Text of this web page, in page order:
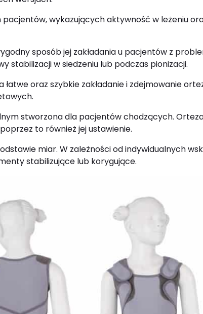
wykazujących aktywność w leżeniu
sposób jej zakładania u pacjentów z
stabilizacji w siedzeniu lub podczas pionizacji.
oraz szybkie zakładanie i zdejmowanie
stworzona dla pacjentów chodzących.
to również jej ustawienie.
miar. W zależności od indywidualnych
stabilizujące lub korygujące.